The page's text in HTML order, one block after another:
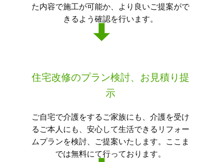
た内容で施工が可能か、より良いご提案がで
きるよう確認を行います。
住宅改修のプラン検討、お見積り提
示
ご自宅で介護をするご家族にも、介護を受け
るご本人にも、安心して生活できるリフォー
ムプランを検討、ご提案いたします。ここま
では無料にて行っております。